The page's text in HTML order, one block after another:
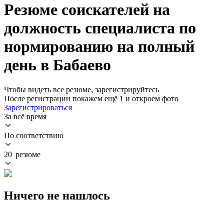
Резюме соискателей на
должность специалиста по
нормированию на полный
день в Бабаево
Чтобы видеть все резюме, зарегистрируйтесь
После регистрации покажем ещё 1 и откроем фото
Зарегистрироваться
За всё время
По соответствию
20 резюме
Ничего не нашлось